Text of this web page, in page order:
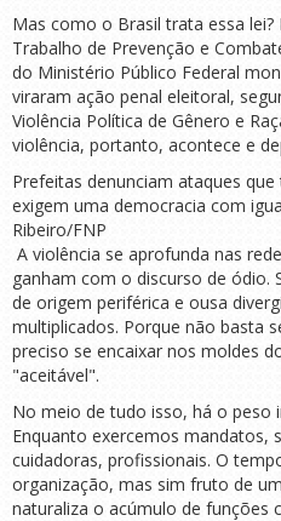
Mas como o Brasil trata essa
Trabalho de Prevenção e
do Ministério Público Federal
viraram ação penal eleitoral,
Violência Política de Gênero e
violência, portanto, acontece e
Prefeitas denunciam ataques
exigem uma democracia com
Ribeiro/FNP
A violência se aprofunda nas
ganham com o discurso de ódio.
de origem periférica e ousa
multiplicados. Porque não basta
preciso se encaixar nos moldes
"aceitável".
No meio de tudo isso, há o peso
Enquanto exercemos mandatos,
cuidadoras, profissionais. O
organização, mas sim fruto de
naturaliza o acúmulo de funções